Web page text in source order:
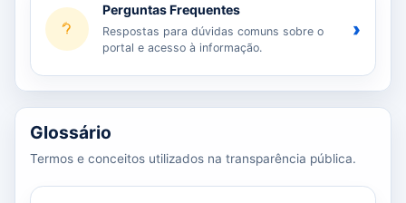
Perguntas Frequentes
Respostas para dúvidas comuns sobre o
portal e acesso à informação.
›
Glossário
Termos e conceitos utilizados na transparência pública.